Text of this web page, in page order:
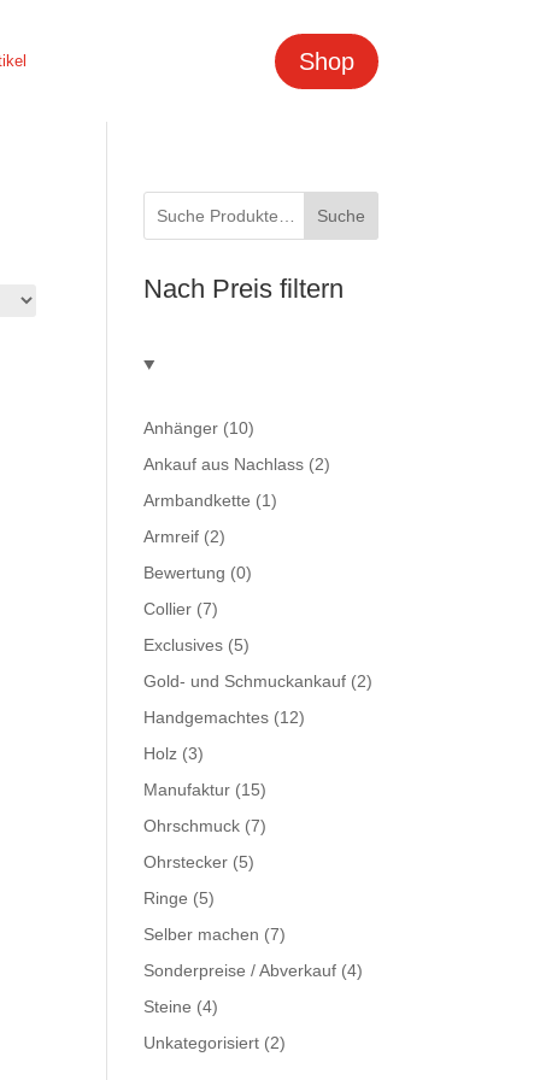
Shop
Suche
Nach Preis filtern
Anhänger (10)
Ankauf aus Nachlass (2)
Armbandkette (1)
Armreif (2)
Bewertung (0)
Collier (7)
Exclusives (5)
Gold- und Schmuckankauf (2)
Handgemachtes (12)
Holz (3)
Manufaktur (15)
Ohrschmuck (7)
Ohrstecker (5)
Ringe (5)
Selber machen (7)
Sonderpreise / Abverkauf (4)
Steine (4)
Unkategorisiert (2)